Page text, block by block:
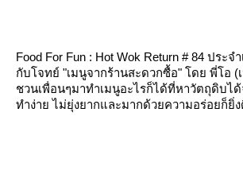
Food For Fun : Hot Wok Return # 84 ประ
กับโจทย์ "เมนูจากร้านสะดวกซื้อ" ด พี่โอ (
ชวนเพื่อนๆมาทำเมนูอะไรก็ได้ที่หาวัตถุดิบไ
ทำง่าย ไม่ยุ่งยากและมากด้วยความอร่อยก็ยิ่